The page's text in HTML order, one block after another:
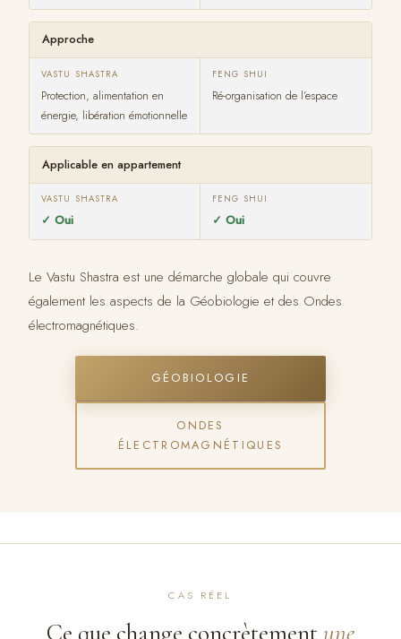
Approche
Protection, alimentation en
énergie, libération émotionnelle
Ré-organisation de l’espace
Applicable en appartement
✓ Oui ✓ Oui
Le Vastu Shastra est une démarche globale qui couvre
également les aspects de la Géobiologie et des Ondes
électromagnétiques.
GÉOBIOLOGIE
ONDES
ÉLECTROMAGNÉTIQUES
CAS RÉEL